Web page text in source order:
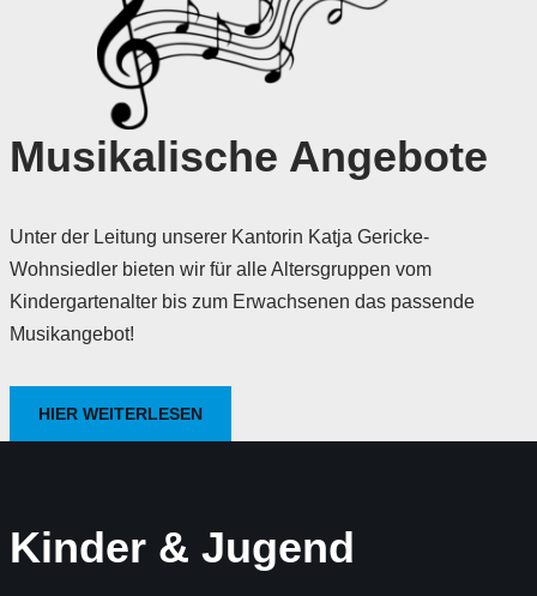
Musikalische Angebote
Unter der Leitung unserer Kantorin Katja Gericke-
Wohnsiedler bieten wir für alle Altersgruppen vom
Kindergartenalter bis zum Erwachsenen das passende
Musikangebot!
HIER WEITERLESEN
Kinder & Jugend